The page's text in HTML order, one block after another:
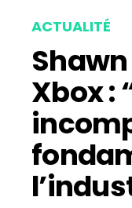
ACTUALITÉ
Xbox :